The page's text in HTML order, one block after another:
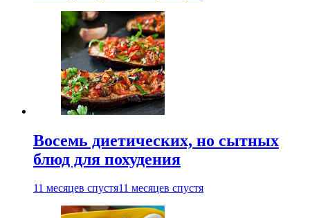
Восемь диетических, но сытных
блюд для похудения
11 месяцев спустя11 месяцев спустя